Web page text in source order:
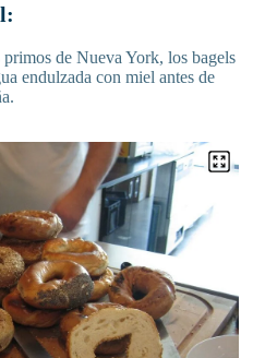
de Nueva York, los bagels
endulzada con miel antes de